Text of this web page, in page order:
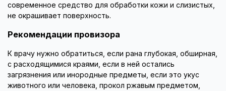
современное средство для обработки кожи и слизистых,
не окрашивает поверхность.
Рекомендации провизора
К врачу нужно обратиться, если рана глубокая, обширная,
с расходящимися краями, если в ней остались
загрязнения или инородные предметы, если это укус
животного или человека, прокол ржавым предметом,